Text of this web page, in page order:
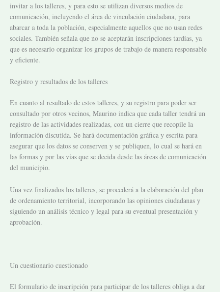
invitar a los talleres, y para esto se utilizan diversos medios de
comunicación, incluyendo el área de vinculación ciudadana, para
abarcar a toda la población, especialmente aquellos que no usan redes
sociales. También señala que no se aceptarán inscripciones tardías, ya
que es necesario organizar los grupos de trabajo de manera responsable
y eficiente.
Registro y resultados de los talleres
En cuanto al resultado de estos talleres, y su registro para poder ser
consultado por otros vecinos, Maurino indica que cada taller tendrá un
registro de las actividades realizadas, con un cierre que recopile la
información discutida. Se hará documentación gráfica y escrita para
asegurar que los datos se conserven y se publiquen, lo cual se hará en
las formas y por las vías que se decida desde las áreas de comunicación
del municipio.
Una vez finalizados los talleres, se procederá a la elaboración del plan
de ordenamiento territorial, incorporando las opiniones ciudadanas y
siguiendo un análisis técnico y legal para su eventual presentación y
aprobación.
Un cuestionario cuestionado
El formulario de inscripción para participar de los talleres obliga a dar